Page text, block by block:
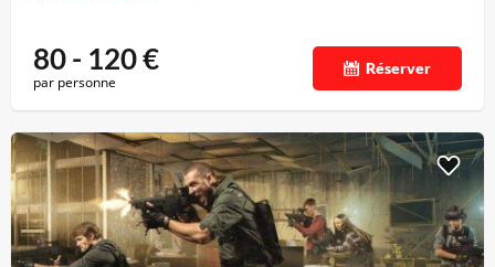
80 - 120€
par personne
Réserver